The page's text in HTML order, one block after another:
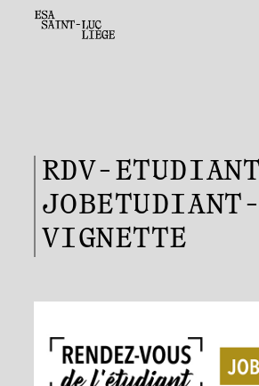
RDV-
JOBETUDIANT-
VIGNETTE